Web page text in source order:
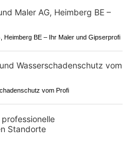
Heimberg BE – Ihr Maler und Gipserprofi
vom Profi